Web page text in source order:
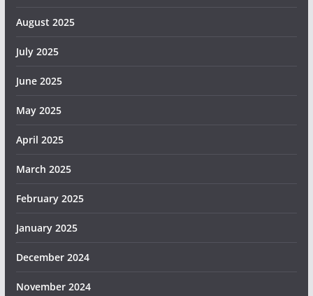
August 2025
July 2025
June 2025
May 2025
April 2025
March 2025
February 2025
January 2025
December 2024
November 2024